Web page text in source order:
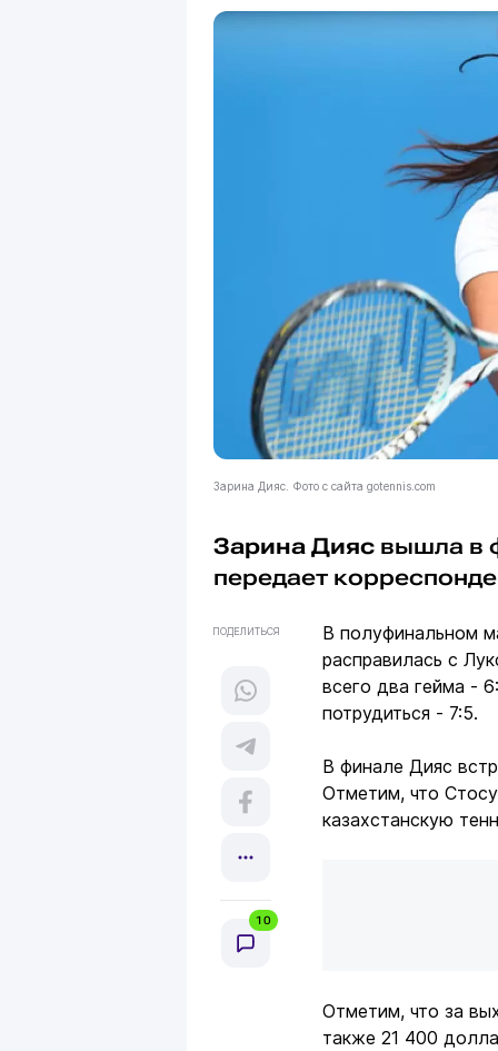
Зарина Дияс. Фото с сайта gotennis.com
Зарина Дияс вышла в
передает
ПОДЕЛИТЬСЯ
10
В полуфинальном
расправилась с
всего два гейма -
потрудиться - 7:5.
В финале Дияс
Отметим, что
казахстанскую
Отметим, что за
также 21 400